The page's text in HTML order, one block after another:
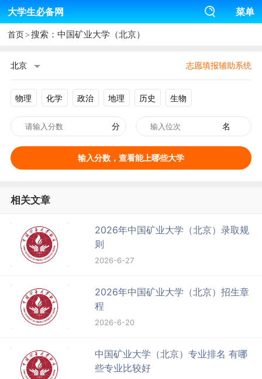
大学生必备网 菜单
首页>搜索：中国矿业大学（北京）
北京 志愿填报辅助系统
物理 化学 政治 地理 历史 生物
分 名
输入分数，查看能上哪些大学
相关文章
2026年中国矿业大学（北京）录取规
则
2026-6-27
2026年中国矿业大学（北京）招生章
程
2026-6-20
中国矿业大学（北京）专业排名 有哪
些专业比较好